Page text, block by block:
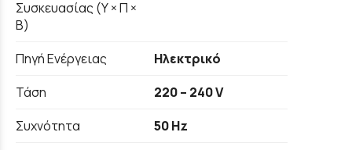
Συσκευασίας (Υ × Π ×
Β)
Πηγή Ενέργειας
Ηλεκτρικό
Τάση
220 – 240 V
Συχνότητα
50 Hz